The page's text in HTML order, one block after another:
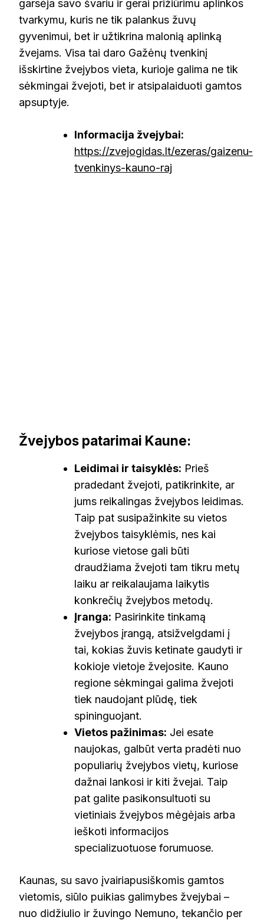
garsėja savo švariu ir gerai prižiūrimu aplinkos
tvarkymu, kuris ne tik palankus žuvų
gyvenimui, bet ir užtikrina malonią aplinką
žvejams. Visa tai daro Gažėnų tvenkinį
išskirtine žvejybos vieta, kurioje galima ne tik
sėkmingai žvejoti, bet ir atsipalaiduoti gamtos
apsuptyje.
Informacija žvejybai:
https://zvejogidas.lt/ezeras/gaizenu-
tvenkinys-kauno-raj
Žvejybos patarimai Kaune:
Leidimai ir taisyklės: Prieš
pradedant žvejoti, patikrinkite, ar
jums reikalingas žvejybos leidimas.
Taip pat susipažinkite su vietos
žvejybos taisyklėmis, nes kai
kuriose vietose gali būti
draudžiama žvejoti tam tikru metų
laiku ar reikalaujama laikytis
konkrečių žvejybos metodų.
Įranga: Pasirinkite tinkamą
žvejybos įrangą, atsižvelgdami į
tai, kokias žuvis ketinate gaudyti ir
kokioje vietoje žvejosite. Kauno
regione sėkmingai galima žvejoti
tiek naudojant plūdę, tiek
spininguojant.
Vietos pažinimas: Jei esate
naujokas, galbūt verta pradėti nuo
populiarių žvejybos vietų, kuriose
dažnai lankosi ir kiti žvejai. Taip
pat galite pasikonsultuoti su
vietiniais žvejybos mėgėjais arba
ieškoti informacijos
specializuotuose forumuose.
Kaunas, su savo įvairiapusiškomis gamtos
vietomis, siūlo puikias galimybes žvejybai –
nuo didžiulio ir žuvingo Nemuno, tekančio per